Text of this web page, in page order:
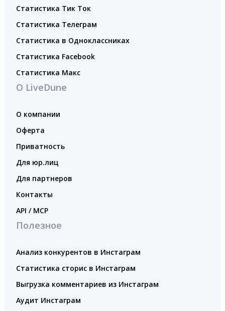
Статистика Тик Ток
Статистика Телеграм
Статистика в Одноклассниках
Статистика Facebook
Статистика Макс
О LiveDune
О компании
Оферта
Приватность
Для юр.лиц
Для партнеров
Контакты
API / MCP
Полезное
Анализ конкурентов в Инстаграм
Статистика сторис в Инстаграм
Выгрузка комментариев из Инстаграм
Аудит Инстаграм